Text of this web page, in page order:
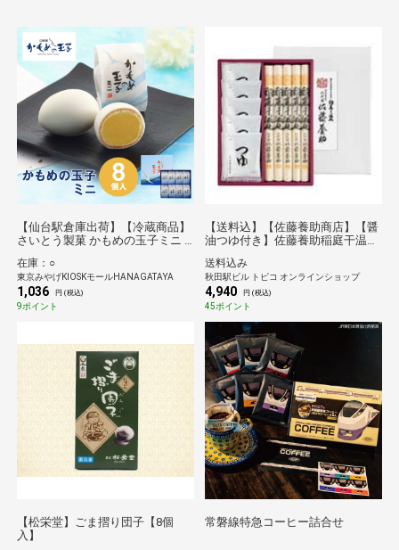
【仙台駅倉庫出荷】【冷蔵商品】
さいとう製菓 かもめの玉子ミニ 8
在庫：○
東京みやげKIOSKモールHANAGATAYA
1,036 円 (税込)
9ポイント
【送料込】【佐藤養助商店】【醤
油つゆ付き】佐藤養助稲庭干温飩
ゆ400g）
送料込み
秋田駅ビル トピコ オンラインショップ
4,940 円 (税込)
45ポイント
【松栄堂】ごま摺り団子【8個
入】
常磐線特急コーヒー詰合せ